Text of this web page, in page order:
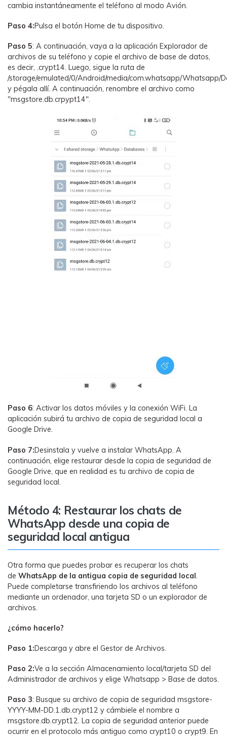
cambia instantáneamente el teléfono al modo Avión.
Paso 4:Pulsa el botón Home de tu dispositivo.
Paso 5: A continuación, vaya a la aplicación Explorador de
archivos de su teléfono y copie el archivo de base de datos,
es decir, .crypt14. Luego, sigue la ruta de
/storage/emulated/0/Android/media/com.whatsapp/Whatsapp/
y pégala allí. A continuación, renombre el archivo como
"msgstore.db.crpypt14".
Paso 6: Activar los datos móviles y la conexión WiFi. La
aplicación subirá tu archivo de copia de seguridad local a
Google Drive.
Paso 7:Desinstala y vuelve a instalar WhatsApp. A
continuación, elige restaurar desde la copia de seguridad de
Google Drive, que en realidad es tu archivo de copia de
seguridad local.
Método 4: Restaurar los chats de
WhatsApp desde una copia de
seguridad local antigua
Otra forma que puedes probar es recuperar los chats
de WhatsApp de la antigua copia de seguridad local
Puede completarse transfiriendo los archivos al teléfono
mediante un ordenador, una tarjeta SD o un explorador de
archivos.
󠀰¿cómo hacerlo?󠀲󠀩󠀠󠀤󠀡󠀠󠀧󠀥󠀳
Paso 1:Descarga y abre el Gestor de Archivos.
Paso 2:Ve a la sección Almacenamiento local/tarjeta SD del
Administrador de archivos y elige Whatsapp > Base de datos.
Paso 3: Busque su archivo de copia de seguridad msgstore-
YYYY-MM-DD.1.db.crypt12 y cámbiele el nombre a
msgstore.db.crypt12. La copia de seguridad anterior puede
ocurrir en el protocolo más antiguo como crypt10 o crypt9. En